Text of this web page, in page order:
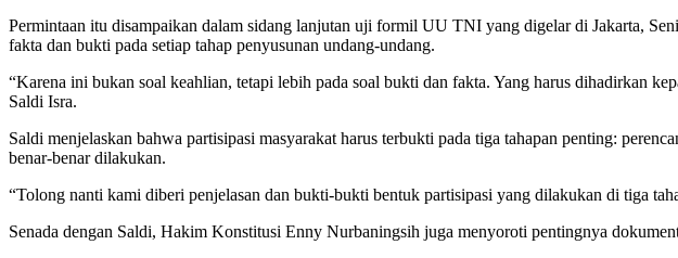
Permintaan itu disampaikan dalam sidang lanjutan uji formil UU TNI yang digelar di Jakarta,
fakta dan bukti pada setiap tahap penyusunan undang-undang.
“Karena ini bukan soal keahlian, tetapi lebih pada soal bukti dan fakta. Yang harus dihadirkan
Saldi Isra.
Saldi menjelaskan bahwa partisipasi masyarakat harus terbukti pada tiga tahapan penting:
benar-benar dilakukan.
“Tolong nanti kami diberi penjelasan dan bukti-bukti bentuk partisipasi yang dilakukan di tiga
Senada dengan Saldi, Hakim Konstitusi Enny Nurbaningsih juga menyoroti pentingnya